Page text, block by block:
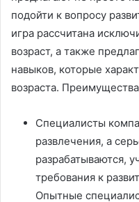
подойти к вопросу
игра рассчитана
возраст, а также
навыков, которые
возраста.
Специалисты
развлечения, а
разрабатываются,
требования к
Опытные